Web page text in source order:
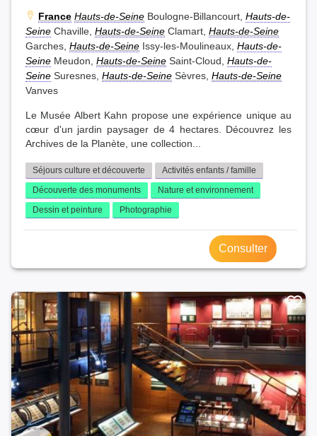
France Hauts-de-Seine Boulogne-Billancourt, Hauts-de-
Seine Chaville, Hauts-de-Seine Clamart, Hauts-de-Seine
Garches, Hauts-de-Seine Issy-les-Moulineaux, Hauts-de-
Seine Meudon, Hauts-de-Seine Saint-Cloud, Hauts-de-
Seine Suresnes, Hauts-de-Seine Sèvres, Hauts-de-Seine
Vanves
Le Musée Albert Kahn propose une expérience unique au
cœur d'un jardin paysager de 4 hectares. Découvrez les
Archives de la Planète, une collection...
Séjours culture et découverte
Activités enfants / famille
Découverte des monuments
Nature et environnement
Dessin et peinture
Photographie
Consulter